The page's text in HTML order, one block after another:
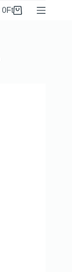
0Ft